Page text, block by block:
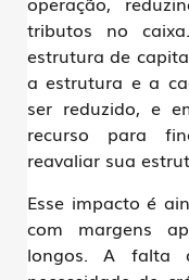
tributos no
estrutura de
a estrutura e a
ser reduzido, e
recurso para
reavaliar sua
Esse impacto é
com margens
longos. A falta